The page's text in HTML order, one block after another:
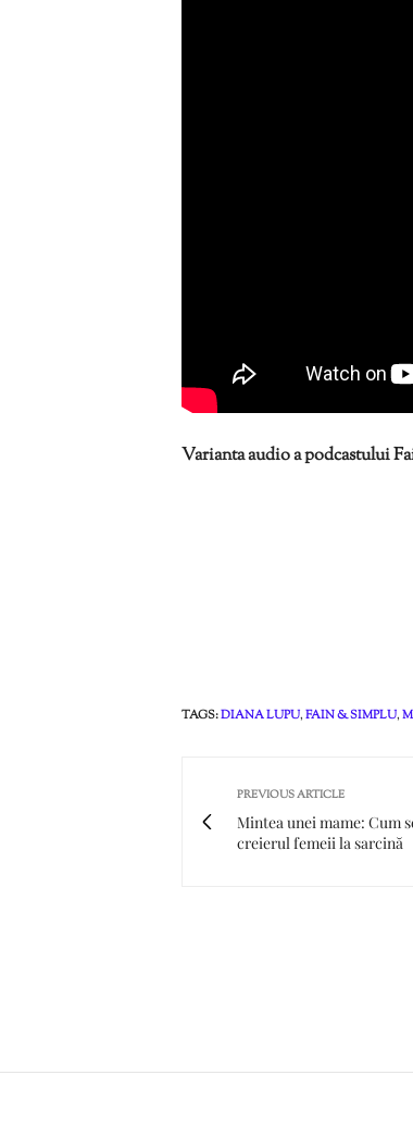
Varianta audio a podcastului
TAGS:DIANA LUPU,FAIN & SIMPLU,
PREVIOUS ARTICLE
Mintea unei mame: Cum
creierul femeii la sarcină